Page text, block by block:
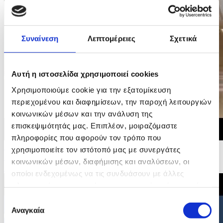
Συναίνεση Λεπτομέρειες Σχετικά
Αυτή η ιστοσελίδα χρησιμοποιεί cookies
Χρησιμοποιούμε cookie για την εξατομίκευση
περιεχομένου και διαφημίσεων, την παροχή λειτουργιών
κοινωνικών μέσων και την ανάλυση της
επισκεψιμότητάς μας. Επιπλέον, μοιραζόμαστε
πληροφορίες που αφορούν τον τρόπο που
χρησιμοποιείτε τον ιστότοπό μας με συνεργάτες
κοινωνικών μέσων, διαφήμισης και αναλύσεων, οι
οποίοι ενδεχομένως να τις συνδυάσουν με άλλες
των υπηρεσιών τους.
συγκατάθεσης
Αναγκαία
29/06/2026 20:35
Δήλωση του Υπουργού Εσωτερικών για την υιοθέτηση
Συμπερασμάτων Συμβουλίου για τη Στέγαση